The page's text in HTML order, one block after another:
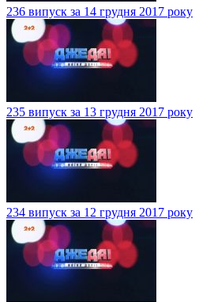
236 випуск за 14 грудня 2017 року
235 випуск за 13 грудня 2017 року
234 випуск за 12 грудня 2017 року